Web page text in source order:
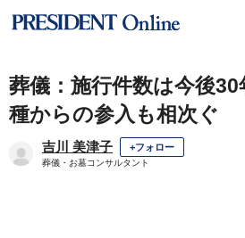
葬儀：施行件数は今後
種からの参入も相次ぐ
吉川 美津子 +フォロー
葬儀・お墓コンサルタント